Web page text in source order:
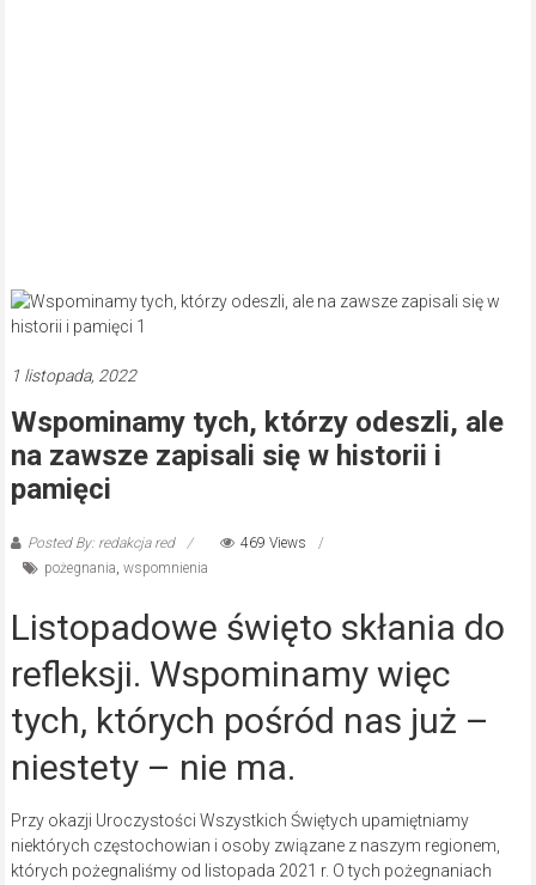
1 listopada, 2022
Wspominamy tych, którzy odeszli, ale
na zawsze zapisali się w historii i
pamięci
Posted By: redakcja red
469 Views
pożegnania, wspomnienia
Listopadowe święto skłania do
refleksji. Wspominamy więc
tych, których pośród nas już –
niestety – nie ma.
Przy okazji Uroczystości Wszystkich Świętych upamiętniamy
niektórych częstochowian i osoby związane z naszym regionem,
których pożegnaliśmy od listopada 2021 r. O tych pożegnaniach